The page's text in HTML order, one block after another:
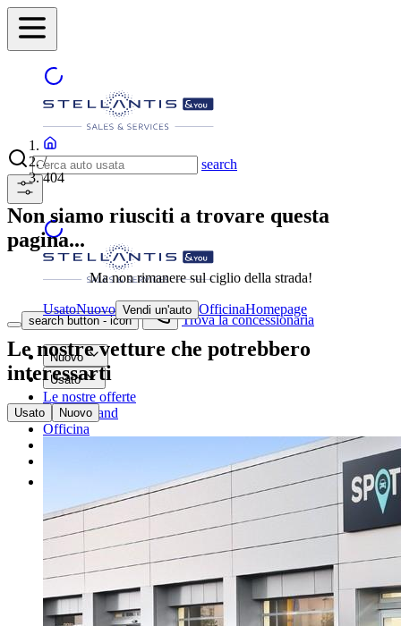
search
search button - icon Trova la concessionaria
Nuovo
Usato
Le nostre offerte
I nostri brand
Officina
/
404
Non siamo riusciti a trovare questa
pagina...
Ma non rimanere sul ciglio della strada!
UsatoNuovo Vendi un'auto OfficinaHomepage
Le nostre vetture che potrebbero
interessarti
Usato Nuovo